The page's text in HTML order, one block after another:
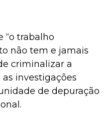
“o trabalho
não tem e jamais
criminalizar a
investigações
de depuração